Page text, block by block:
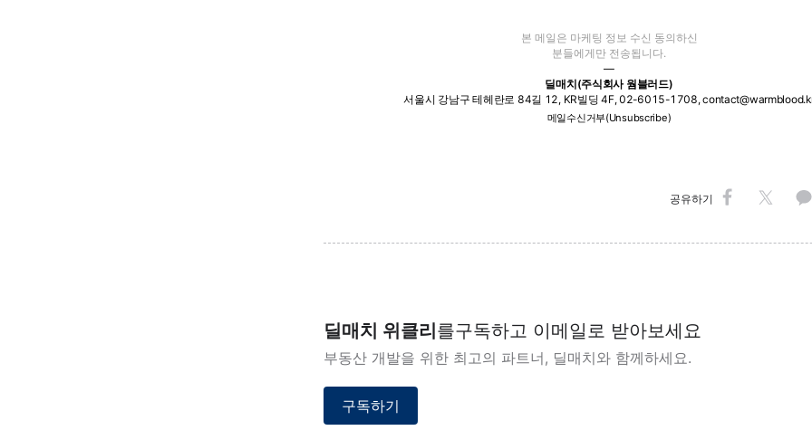
본 메일은 마케팅 정보 수신 동의하신
분들에게만 전송됩니다.
—
딜매치(주식회사 웜블러드)
서울시 강남구 테헤란로 84길 12, KR빌딩 4F, 02-6015-1708,
메일수신거부(Unsubscribe)
공유하기
딜매치 위클리를구독하고 이메일로 받아보세요
부동산 개발을 위한 최고의 파트너, 딜매치와 함께하세요.
구독하기